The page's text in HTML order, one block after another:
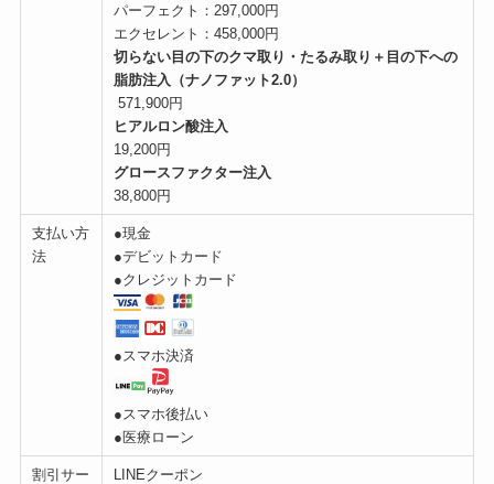
パーフェクト：297,000円
エクセレント：458,000円
切らない目の下のクマ取り・たるみ取り＋目の下への
脂肪注入（ナノファット2.0）
571,900円
ヒアルロン酸注入
19,200円
グロースファクター注入
38,800円
支払い方
法
●現金
●デビットカード
●クレジットカード
●スマホ決済
●スマホ後払い
●医療ローン
割引サー
LINEクーポン